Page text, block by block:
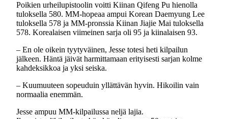
Poikien urheilupistoolin voitti Kiinan Qifeng Pu hienolla
tuloksella 580. MM-hopeaa ampui Korean Daemyung Lee
tuloksella 578 ja MM-pronssia Kiinan Jiajie Mai tuloksella
578. Korealaisen viimeinen sarja oli 95 ja kiinalaisen 93.
– En ole oikein tyytyväinen, Jesse totesi heti kilpailun
jälkeen. Häntä jäivät harmittamaan erityisesti sarjan kolme
kahdeksikkoa ja yksi seiska.
– Kuumuuteen sopeuduin yllättävän hyvin. Hikoilin vain
normaalia enemmän.
Jesse ampuu MM-kilpailussa neljä lajia.